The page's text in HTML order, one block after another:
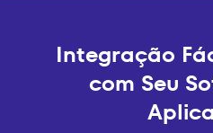
Integração
com Seu